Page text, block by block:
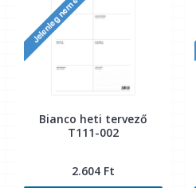
Bianco heti tervező
T111-002
2.604 Ft